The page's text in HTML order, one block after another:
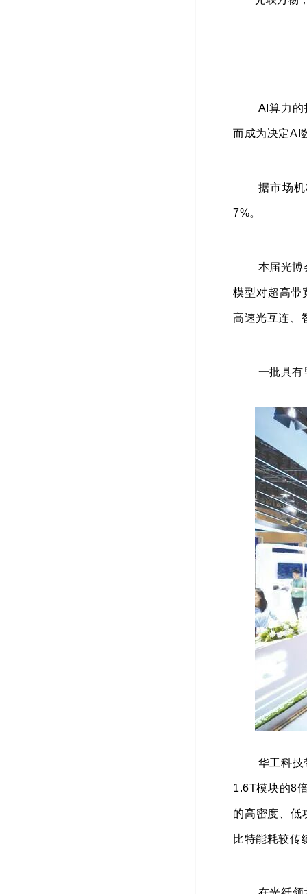
AI算力的
而成为决定AI
据市场
7%。
本届光博
模型对超高带
高速光互连、
一批具有
华工科
1.6T模块的8
的高密度、
比特能耗较传